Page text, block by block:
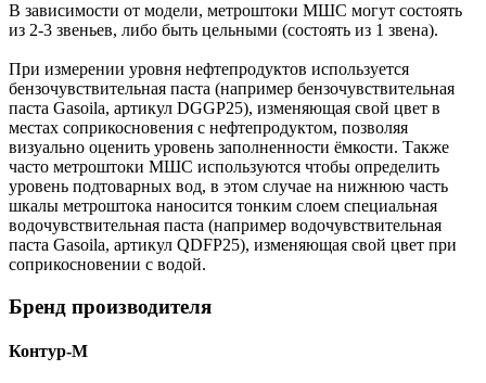
В зависимости от модели, метроштоки МШС могут состоять
из 2-3 звеньев, либо быть цельными (состоять из 1 звена).
При измерении уровня нефтепродуктов используется
бензочувствительная паста (например бензочувствительная
паста Gasoila, артикул DGGP25), изменяющая свой цвет в
местах соприкосновения с нефтепродуктом, позволяя
визуально оценить уровень заполненности ёмкости. Также
часто метроштоки МШС используются чтобы определить
уровень подтоварных вод, в этом случае на нижнюю часть
шкалы метроштока наносится тонким слоем специальная
водочувствительная паста (например водочувствительная
паста Gasoila, артикул QDFP25), изменяющая свой цвет при
соприкосновении с водой.
Бренд производителя
Контур-М